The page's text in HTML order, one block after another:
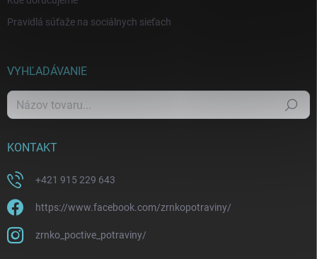
Pravidlá súťaže na sociálnych sieťach
VYHĽADÁVANIE
Hľadať
KONTAKT
+421 915 229 643
https://www.facebook.com/zrnkopotraviny/
zrnko_poctive_potraviny/